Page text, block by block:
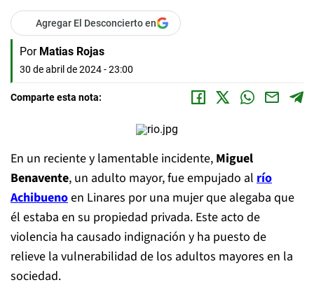
Agregar El Desconcierto en
Por Matias Rojas
30 de abril de 2024 - 23:00
Comparte esta nota:
En un reciente y lamentable incidente, Miguel
Benavente, un adulto mayor, fue empujado al río
Achibuenoen Linares por una mujer que alegaba que
él estaba en su propiedad privada. Este acto de
violencia ha causado indignación y ha puesto de
relieve la vulnerabilidad de los adultos mayores en la
sociedad.